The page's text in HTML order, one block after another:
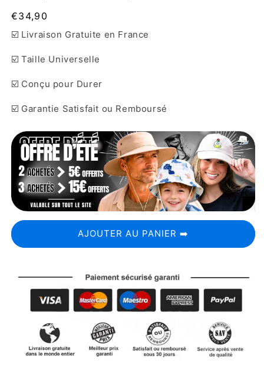
Prix
habituel
€34,90
☑️ Livraison Gratuite en France
☑️ Taille Universelle
☑️ Conçu pour Durer
☑️ Garantie Satisfait ou Remboursé
AJOUTER AU PANIER ➡️